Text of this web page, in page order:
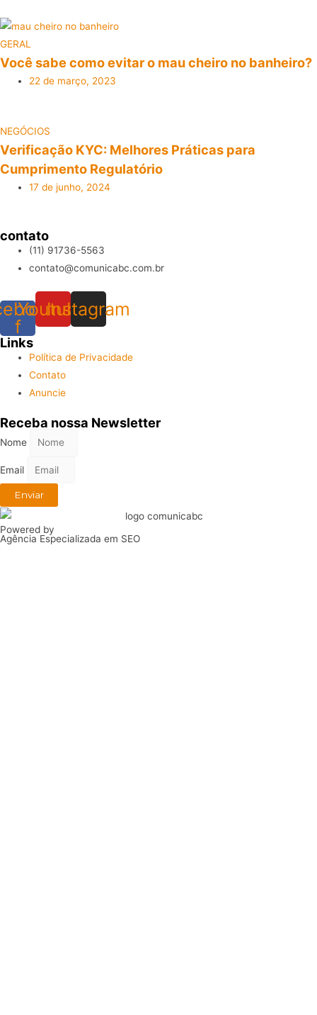
GERAL
Você sabe como evitar o mau cheiro no banheiro?
22 de março, 2023
NEGÓCIOS
Verificação KYC: Melhores Práticas para
Cumprimento Regulatório
17 de junho, 2024
contato
(11) 91736-5563
contato@comunicabc.com.br
f
Youtube
Instagram
Links
Política de Privacidade
Contato
Anuncie
Receba nossa Newsletter
Nome
Email
Enviar
Powered by
Agência Especializada em SEO